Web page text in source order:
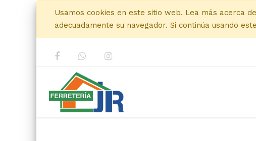
Usamos cookies en este sitio web. Lea más acerca
adecuadamente su navegador. Si continúa usando